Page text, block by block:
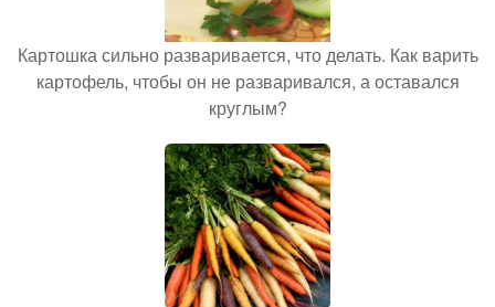
Картошка сильно разваривается, что делать. Как варить
картофель, чтобы он не разваривался, а оставался
круглым?